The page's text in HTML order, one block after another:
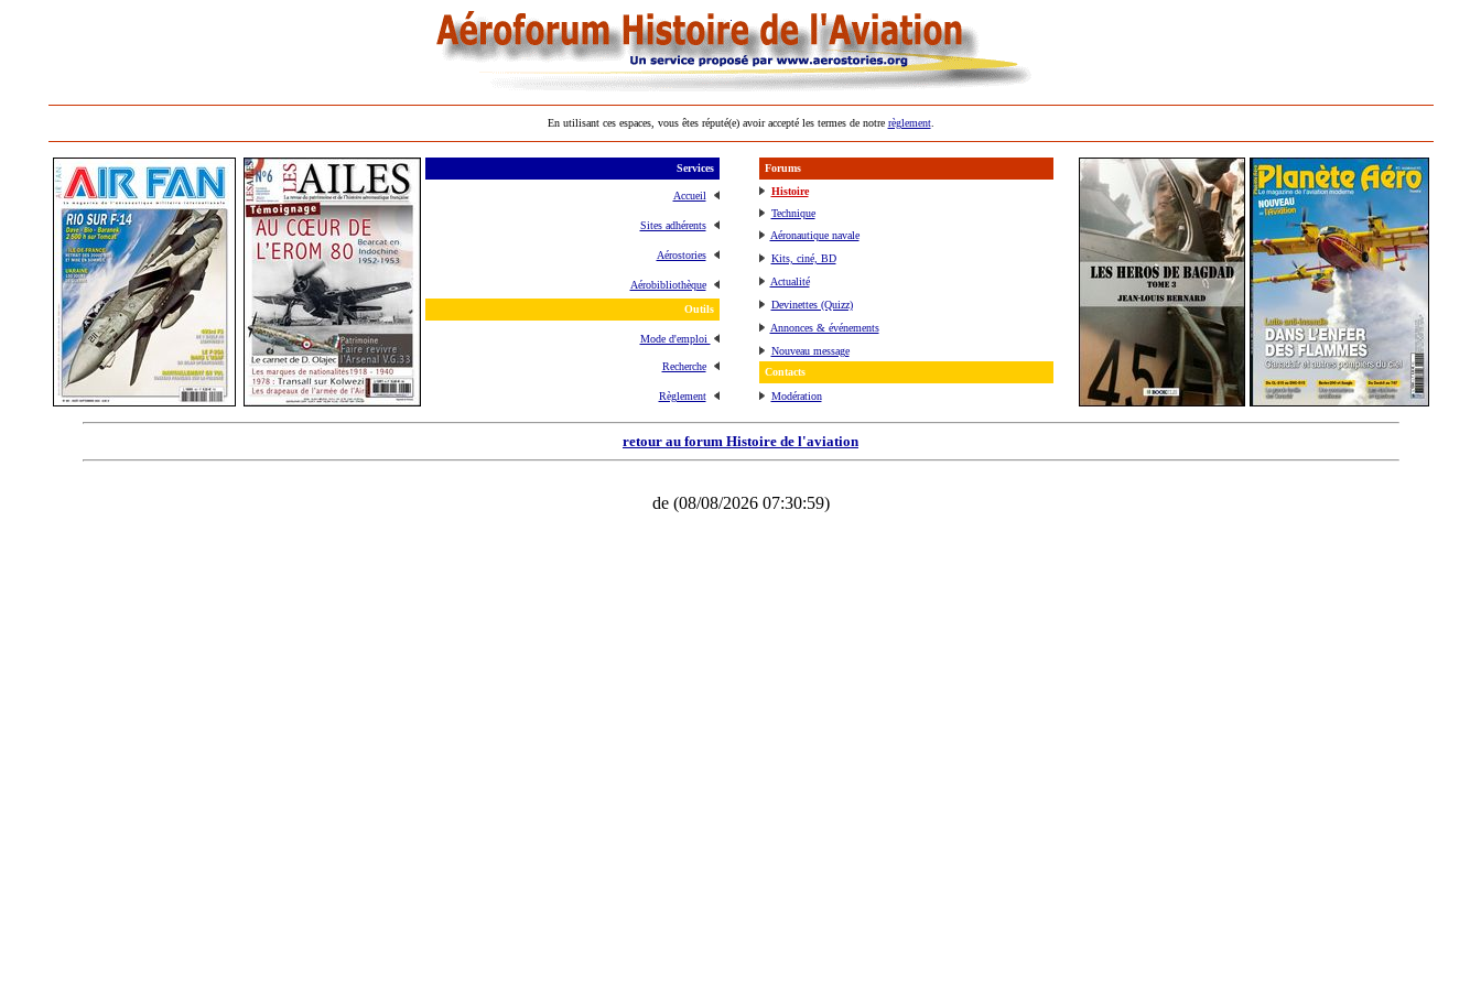
En utilisant ces espaces, vous êtes réputé(e) avoir accepté les termes de notre règlement.
Services
Accueil
Sites adhérents
Aérostories
Aérobibliothèque
Outils
Mode d'emploi
Recherche
Règlement
Forums
Histoire
Technique
Aéronautique navale
Kits, ciné, BD
Actualité
Devinettes (Quizz)
Annonces & événements
Nouveau message
Contacts
Modération
retour au forum Histoire de l'aviation
de (08/08/2026 07:30:59)